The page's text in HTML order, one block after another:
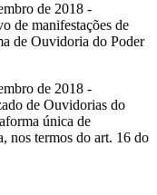
de 2018 -
de manifestações de
de Ouvidoria do Poder
de 2018 -
de Ouvidorias do
única de
nos termos do art. 16 do